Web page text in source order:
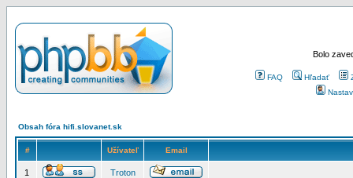
Bolo
FAQ Hľadať
Obsah fóra hifi.slovanet.sk
# Užívateľ Email
1 Troton